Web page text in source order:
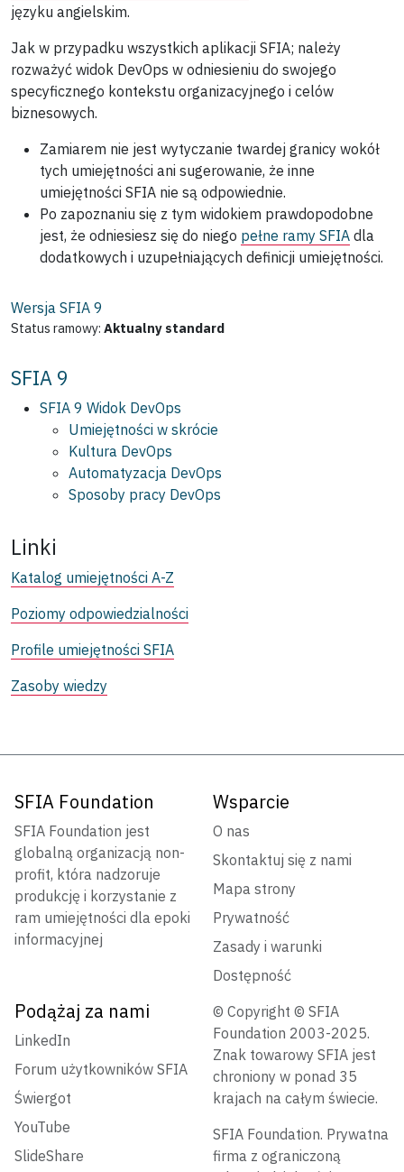
języku angielskim.
Jak w przypadku wszystkich aplikacji SFIA; należy
rozważyć widok DevOps w odniesieniu do swojego
specyficznego kontekstu organizacyjnego i celów
biznesowych.
Zamiarem nie jest wytyczanie twardej granicy wokół
tych umiejętności ani sugerowanie, że inne
umiejętności SFIA nie są odpowiednie.
Po zapoznaniu się z tym widokiem prawdopodobne
jest, że odniesiesz się do niego pełne ramy SFIA dla
dodatkowych i uzupełniających definicji umiejętności.
Wersja SFIA 9
Status ramowy: Aktualny standard
SFIA 9
SFIA 9 Widok DevOps
Umiejętności w skrócie
Kultura DevOps
Automatyzacja DevOps
Sposoby pracy DevOps
Linki
Katalog umiejętności A-Z
Poziomy odpowiedzialności
Profile umiejętności SFIA
Zasoby wiedzy
SFIA Foundation
SFIA Foundation jest
globalną organizacją non-
profit, która nadzoruje
produkcję i korzystanie z
ram umiejętności dla epoki
informacyjnej
Wsparcie
O nas
Skontaktuj się z nami
Mapa strony
Prywatność
Zasady i warunki
Dostępność
Podążaj za nami
LinkedIn
Forum użytkowników SFIA
Świergot
YouTube
SlideShare
© Copyright © SFIA
Foundation 2003-2025.
Znak towarowy SFIA jest
chroniony w ponad 35
krajach na całym świecie.
SFIA Foundation. Prywatna
firma z ograniczoną